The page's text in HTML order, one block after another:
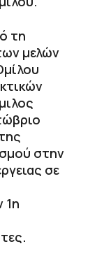
τη
μελών
στην
σε
1η